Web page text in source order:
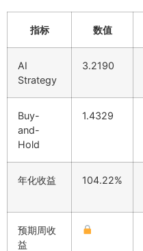
指标 数值
AI
Strategy
3.2190
Buy-
and-
Hold
1.4329
年化收益 104.22%
预期周收
益